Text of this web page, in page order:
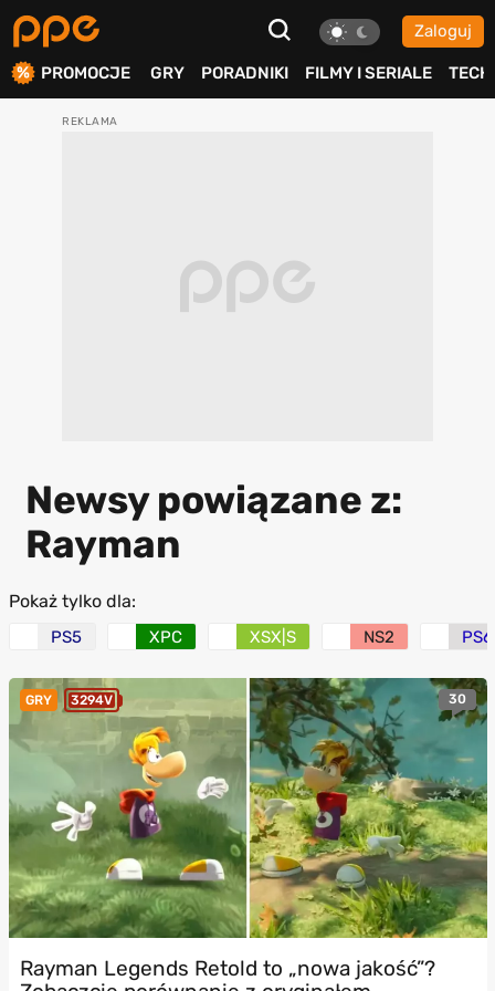
Zaloguj
PROMOCJE GRY PORADNIKI FILMY I SERIALE TECH
Newsy powiązane z:
Rayman
Pokaż tylko dla:
PS5 XPC XSX|S NS2 PS6
GRY 3294V 30
Rayman Legends Retold to „nowa jakość”?